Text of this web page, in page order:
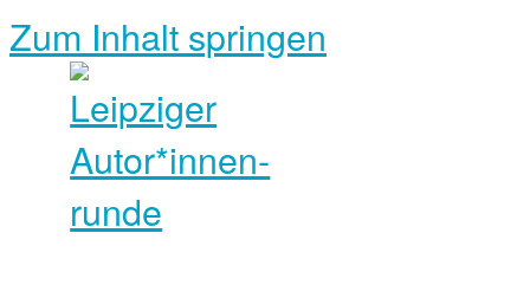
Zum Inhalt springen